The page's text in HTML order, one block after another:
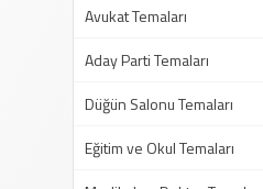
Avukat Temaları
Aday Parti Temaları
Düğün Salonu Temaları
Eğitim ve Okul Temaları